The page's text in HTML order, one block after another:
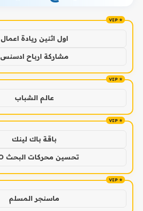
اول اثنين ريادة اعمال
مشاركة ارباح ادسنس
عالم الشباب
باقة باك لينك
تحسين محركات البحث SEO
ماسنجر المسلم